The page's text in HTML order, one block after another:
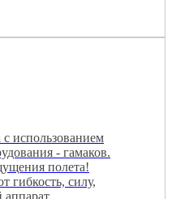
использованием
- гамаков.
полета!
гибкость, силу,